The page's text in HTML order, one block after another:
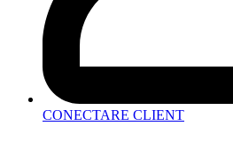
CONECTARE CLIENT